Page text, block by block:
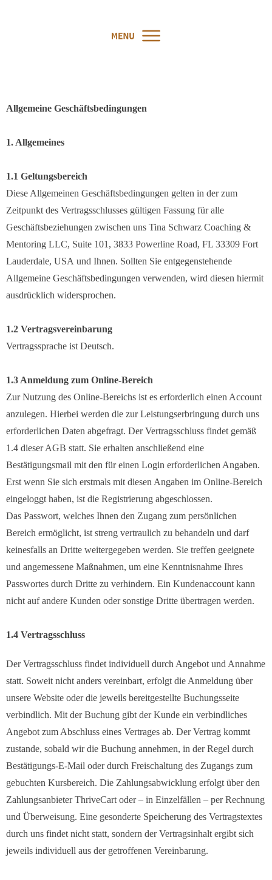
Allgemeine Geschäftsbedingungen
1. Allgemeines
1.1 Geltungsbereich
Diese Allgemeinen Geschäftsbedingungen gelten in der zum
Zeitpunkt des Vertragsschlusses gültigen Fassung für alle
Geschäftsbeziehungen zwischen uns Tina Schwarz Coaching &
Mentoring LLC, Suite 101, 3833 Powerline Road, FL 33309 Fort
Lauderdale, USA und Ihnen. Sollten Sie entgegenstehende
Allgemeine Geschäftsbedingungen verwenden, wird diesen hiermit
ausdrücklich widersprochen.
1.2 Vertragsvereinbarung
Vertragssprache ist Deutsch.
1.3 Anmeldung zum Online-Bereich
Zur Nutzung des Online-Bereichs ist es erforderlich einen Account
anzulegen. Hierbei werden die zur Leistungserbringung durch uns
erforderlichen Daten abgefragt. Der Vertragsschluss findet gemäß
1.4 dieser AGB statt. Sie erhalten anschließend eine
Bestätigungsmail mit den für einen Login erforderlichen Angaben.
Erst wenn Sie sich erstmals mit diesen Angaben im Online-Bereich
eingeloggt haben, ist die Registrierung abgeschlossen.
Das Passwort, welches Ihnen den Zugang zum persönlichen
Bereich ermöglicht, ist streng vertraulich zu behandeln und darf
keinesfalls an Dritte weitergegeben werden. Sie treffen geeignete
und angemessene Maßnahmen, um eine Kenntnisnahme Ihres
Passwortes durch Dritte zu verhindern. Ein Kundenaccount kann
nicht auf andere Kunden oder sonstige Dritte übertragen werden.
1.4 Vertragsschluss
Der Vertragsschluss findet individuell durch Angebot und Annahme
statt. Soweit nicht anders vereinbart, erfolgt die Anmeldung über
unsere Website oder die jeweils bereitgestellte Buchungsseite
verbindlich. Mit der Buchung gibt der Kunde ein verbindliches
Angebot zum Abschluss eines Vertrages ab. Der Vertrag kommt
zustande, sobald wir die Buchung annehmen, in der Regel durch
Bestätigungs-E-Mail oder durch Freischaltung des Zugangs zum
gebuchten Kursbereich. Die Zahlungsabwicklung erfolgt über den
Zahlungsanbieter ThriveCart oder – in Einzelfällen – per Rechnung
und Überweisung. Eine gesonderte Speicherung des Vertragstextes
durch uns findet nicht statt, sondern der Vertragsinhalt ergibt sich
jeweils individuell aus der getroffenen Vereinbarung.